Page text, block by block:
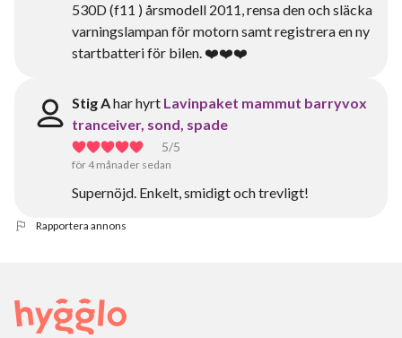
530D (f11 ) årsmodell 2011, rensa den och släcka
varningslampan för motorn samt registrera en ny
startbatteri för bilen. ❤️❤️❤️
Stig Ahar hyrt Lavinpaket mammut barryvox
tranceiver, sond, spade
5/5
för 4 månader sedan
Supernöjd. Enkelt, smidigt och trevligt!
Rapportera annons